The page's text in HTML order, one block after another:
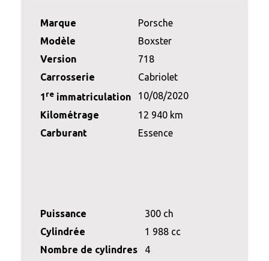
Marque
Porsche
Modèle
Boxster
Version
718
Carrosserie
Cabriolet
1 re immatriculation
10/08/2020
Kilométrage
12 940 km
Carburant
Essence
Puissance
300 ch
Cylindrée
1 988 cc
Nombre de cylindres
4